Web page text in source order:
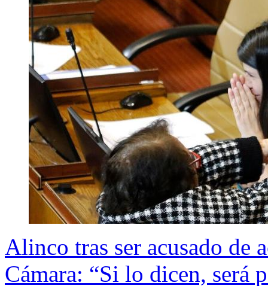
Alinco tras ser acusado de
Cámara: “Si lo dicen, será